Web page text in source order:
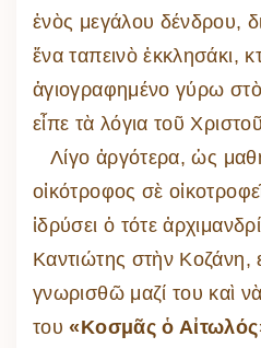
ἑνὸς μεγάλου δένδρου,
ἕνα ταπεινὸ ἐκκλησάκι,
ἁγιογραφημένο γύρω
εἶπε τὰ λόγια τοῦ
Λίγο ἀργότερα, ὡς
οἰκότροφος σὲ
ἱδρύσει ὁ τότε
Καντιώτης στὴν Κοζάνη,
γνωρισθῶ μαζί του καὶ
του «Κοσμᾶς ὁ